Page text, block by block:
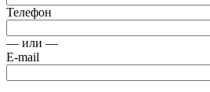
Телефон
— или —
E-mail